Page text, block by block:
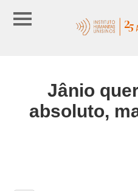
Jânio
absoluto,